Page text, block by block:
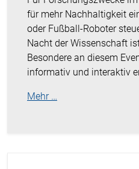
für mehr Nachhaltigkeit
oder Fußball-Roboter
Nacht der Wissenschaft
Besondere an diesem
informativ und interaktiv
Mehr …